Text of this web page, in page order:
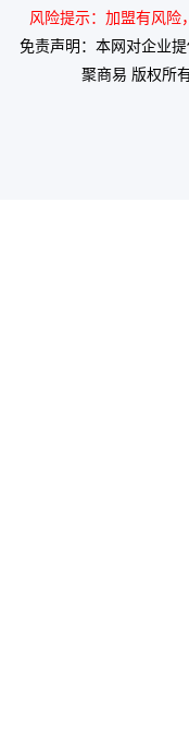
风险提示：加盟有风险
免责声明：本网对企业
聚商易 版权所